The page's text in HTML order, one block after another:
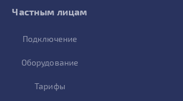
Частным лицам
Подключение
Оборудование
Тарифы